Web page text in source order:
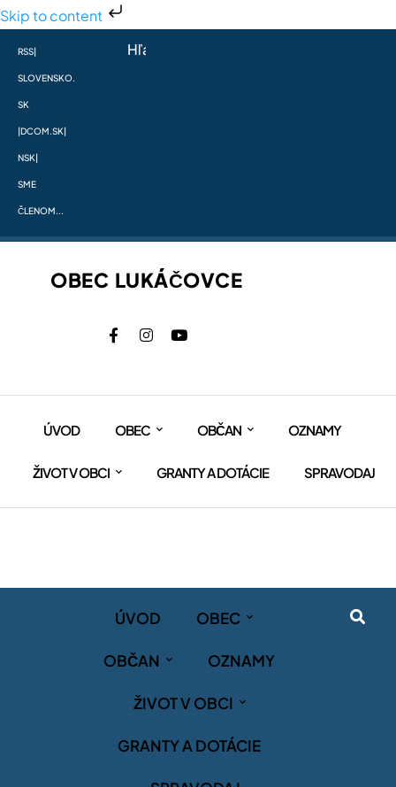
Skip to content
RSS|
SLOVENSKO.
SK
|DCOM.SK|
NSK|
SME
ČLENOM...
OBEC LUKÁČOVCE
ÚVOD OBEC OBČAN OZNAMY
ŽIVOT V OBCI GRANTY A DOTÁCIE SPRAVODAJ
ÚVOD OBEC
OBČAN OZNAMY
ŽIVOT V OBCI
GRANTY A DOTÁCIE